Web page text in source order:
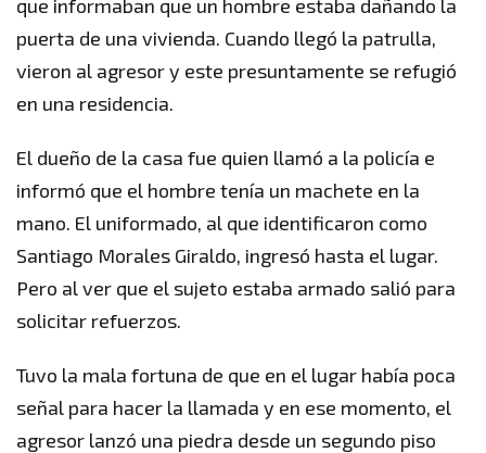
que informaban que un hombre estaba dañando la
puerta de una vivienda. Cuando llegó la patrulla,
vieron al agresor y este presuntamente se refugió
en una residencia.
El dueño de la casa fue quien llamó a la policía e
informó que el hombre tenía un machete en la
mano. El uniformado, al que identificaron como
Santiago Morales Giraldo, ingresó hasta el lugar.
Pero al ver que el sujeto estaba armado salió para
solicitar refuerzos.
Tuvo la mala fortuna de que en el lugar había poca
señal para hacer la llamada y en ese momento, el
agresor lanzó una piedra desde un segundo piso